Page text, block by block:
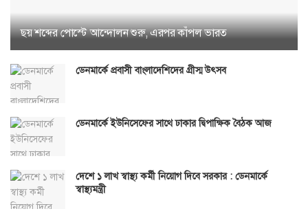
ছয় শব্দের পোস্টে আন্দোলন শুরু, এরপর কাঁপল ভারত
ডেনমার্কে প্রবাসী বাংলাদেশিদের গ্রীস্ম উৎসব
ডেনমার্কে ইউনিসেফের সাথে ঢাকার দ্বিপাক্ষিক বৈঠক আজ
দেশে ১ লাখ স্বাস্থ্য কর্মী নিয়োগ দিবে সরকার : ডেনমার্কে
স্বাস্থ্যমন্ত্রী